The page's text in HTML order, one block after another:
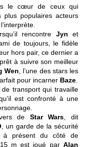
le cœur de ceux qui
plus populaires acteurs
rencontre Jyn et
de toujours, le fidèle
hors pair, ce dernier a
à suivre son meilleur
Wen , l’une des stars les
pour incarner Baze
transport qui travaille
est confronté à une
de Star Wars , dit
, un garde de la sécurité
à présent du côté de
m est joué par Alan